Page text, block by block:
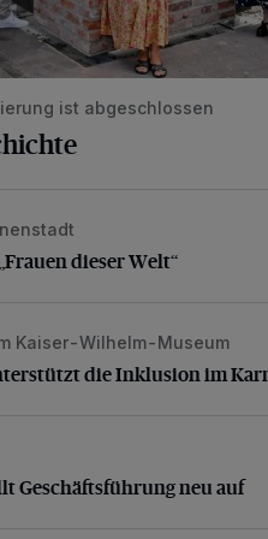
ist abgeschlossen
dieser Welt“
dieser Welt“
die Inklusion im
Kaiser-Wilhelm-Museum
die Inklusion im
neu auf
Geschäftsführung neu auf